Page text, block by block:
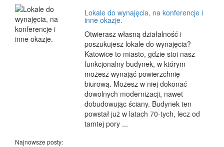
Lokale do wynajęcia, na konferencje i
inne okazje.
Otwierasz własną działalność i
poszukujesz lokale do wynajęcia?
Katowice to miasto, gdzie stoi nasz
funkcjonalny budynek, w którym
możesz wynająć powierzchnię
biurową. Możesz w niej dokonać
dowolnych modernizacji, nawet
dobudowując ściany. Budynek ten
powstał już w latach 70-tych, lecz od
tamtej pory ...
Najnowsze posty: